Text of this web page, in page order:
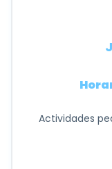
Actividades